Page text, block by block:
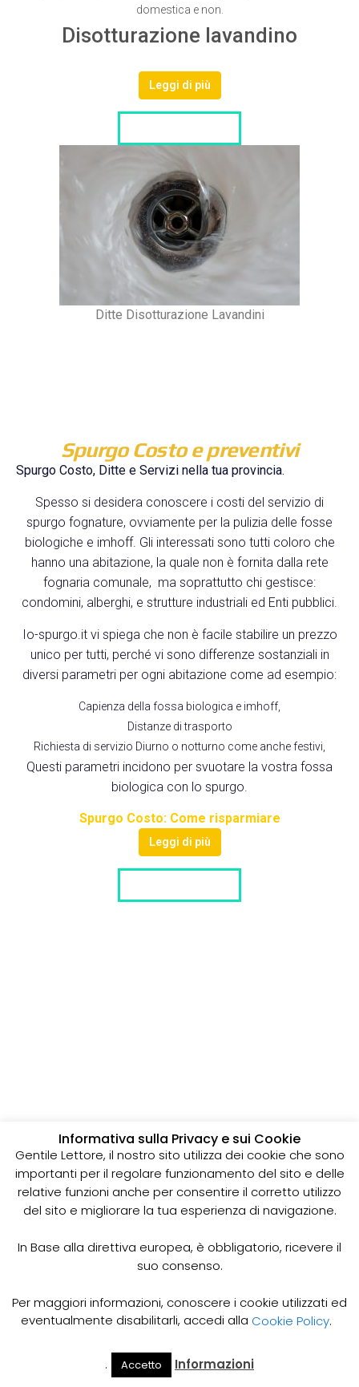
domestica e non.
Disotturazione lavandino
Leggi di più
Ditte Disotturazione Lavandini
Spurgo Costo e preventivi
Spurgo Costo, Ditte e Servizi nella tua provincia.
Spesso si desidera conoscere i costi del servizio di
spurgo fognature, ovviamente per la pulizia delle fosse
biologiche e imhoff. Gli interessati sono tutti coloro che
hanno una abitazione, la quale non è fornita dalla rete
fognaria comunale, ma soprattutto chi gestisce:
condomini, alberghi, e strutture industriali ed Enti pubblici.
Io-spurgo.it vi spiega che non è facile stabilire un prezzo
unico per tutti, perché vi sono differenze sostanziali in
diversi parametri per ogni abitazione come ad esempio:
Capienza della fossa biologica e imhoff,
Distanze di trasporto
Richiesta di servizio Diurno o notturno come anche festivi,
Questi parametri incidono per svuotare la vostra fossa
biologica con lo spurgo.
Spurgo Costo: Come risparmiare
Leggi di più
Quali parametri conoscere per il costo dello spurgo, Come
risparmiare sui prezzi dello spurgo. Quanto costa
Cerca Il Mio
Informativa sulla Privacy e sui Cookie
Gentile Lettore, il nostro sito utilizza dei cookie che sono
importanti per il regolare funzionamento del sito e delle
relative funzioni anche per consentire il corretto utilizzo
del sito e migliorare la tua esperienza di navigazione.
In Base alla direttiva europea, è obbligatorio, ricevere il
suo consenso.
Per maggiori informazioni, conoscere i cookie utilizzati ed
eventualmente disabilitarli, accedi alla Cookie Policy.
. Accetto Informazioni